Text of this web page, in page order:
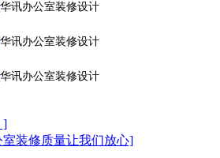
]
装修质量让我们放心]